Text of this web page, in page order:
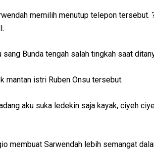
memilih menutup telepon tersebut.
sang Bunda tengah salah tingkah saat
mantan istri Ruben Onsu tersebut.
aku suka ledekin saja kayak, ciyeh
membuat Sarwendah lebih semangat